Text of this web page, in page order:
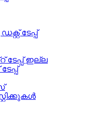
ടേപ്പ്
ടേപ്പ് ഇല്ല